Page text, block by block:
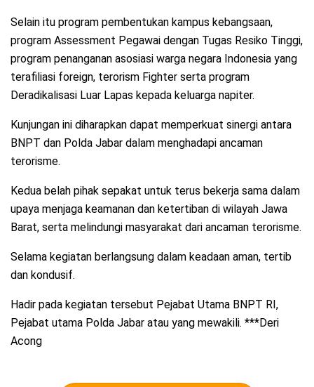
Selain itu program pembentukan kampus kebangsaan,
program Assessment Pegawai dengan Tugas Resiko Tinggi,
program penanganan asosiasi warga negara Indonesia yang
terafiliasi foreign, terorism Fighter serta program
Deradikalisasi Luar Lapas kepada keluarga napiter.
Kunjungan ini diharapkan dapat memperkuat sinergi antara
BNPT dan Polda Jabar dalam menghadapi ancaman
terorisme.
Kedua belah pihak sepakat untuk terus bekerja sama dalam
upaya menjaga keamanan dan ketertiban di wilayah Jawa
Barat, serta melindungi masyarakat dari ancaman terorisme.
Selama kegiatan berlangsung dalam keadaan aman, tertib
dan kondusif.
Hadir pada kegiatan tersebut Pejabat Utama BNPT RI,
Pejabat utama Polda Jabar atau yang mewakili. ***Deri
Acong